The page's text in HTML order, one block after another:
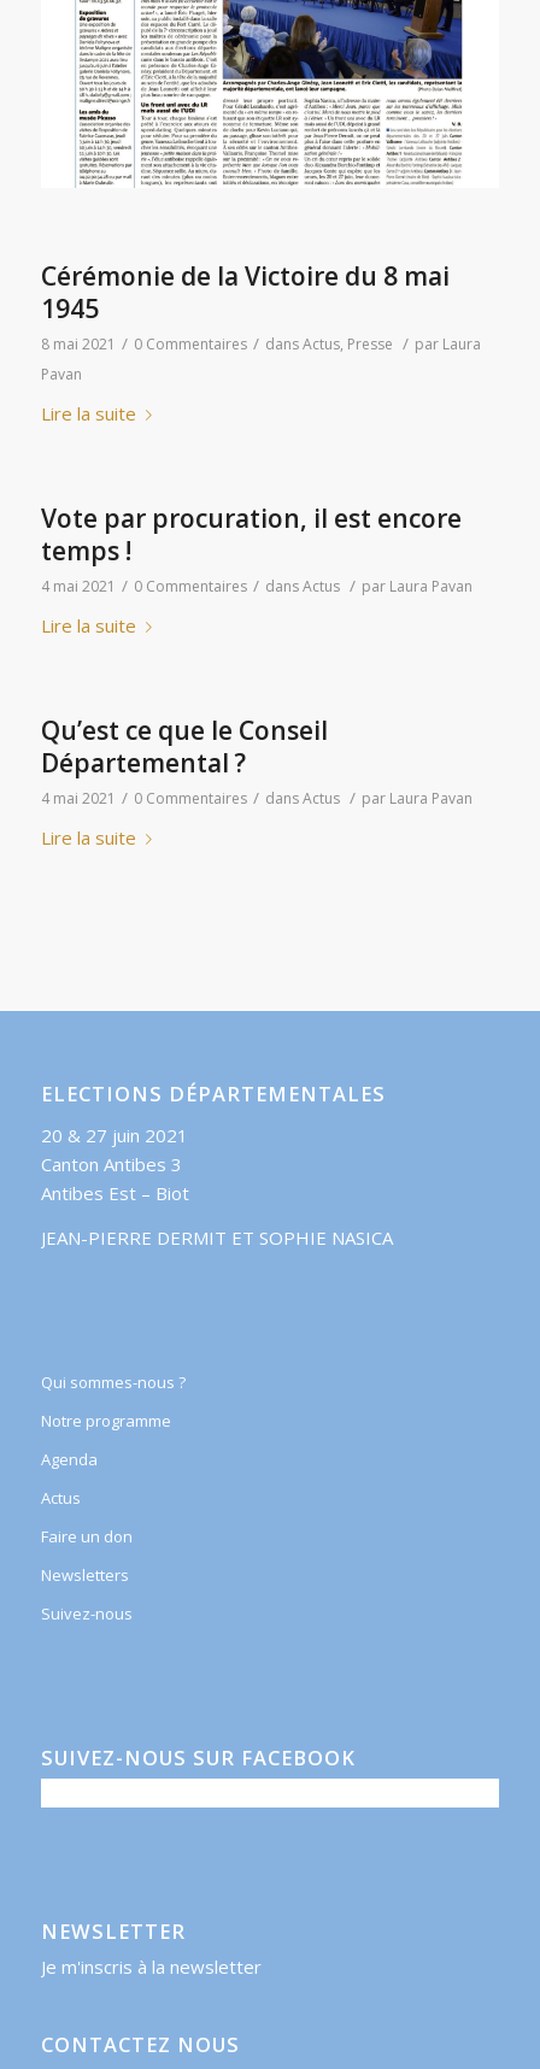
Cérémonie de la Victoire du 8 mai
1945
8 mai 2021 / 0 Commentaires / dansActus, Presse / par Laura
Pavan
Lire la suite
Vote par procuration, il est encore
temps !
4 mai 2021 / 0 Commentaires / dansActus / par Laura Pavan
Lire la suite
Qu’est ce que le Conseil
Départemental ?
4 mai 2021 / 0 Commentaires / dansActus / par Laura Pavan
Lire la suite
ELECTIONS DÉPARTEMENTALES
20 & 27 juin 2021
Canton Antibes 3
Antibes Est – Biot
JEAN-PIERRE DERMIT ET SOPHIE NASICA
Qui sommes-nous ?
Notre programme
Agenda
Actus
Faire un don
Newsletters
Suivez-nous
SUIVEZ-NOUS SUR FACEBOOK
NEWSLETTER
Je m'inscris à la newsletter
CONTACTEZ NOUS